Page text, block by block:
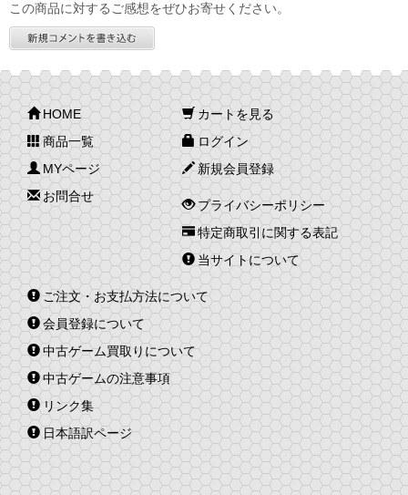
この商品に対するご感想をぜひお寄せください。
HOME
商品一覧
MYページ
お問合せ
カートを見る
ログイン
新規会員登録
プライバシーポリシー
特定商取引に関する表記
当サイトについて
ご注文・お支払方法について
会員登録について
中古ゲーム買取りについて
中古ゲームの注意事項
リンク集
日本語訳ページ